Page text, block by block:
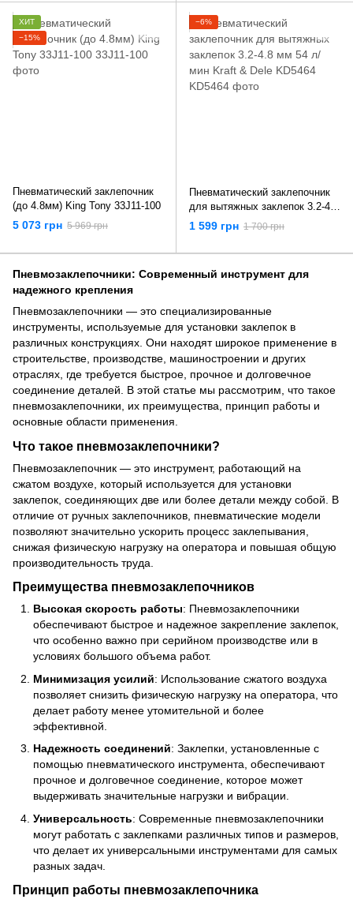
ХИТ
−15%
Пневматический заклепочник
(до 4.8мм) King Tony 33J11-100
5 073 грн 5 969 грн
−6%
Пневматический заклепочник
для вытяжных заклепок 3.2-4.8
мм 54 л/мин Kraft & Dele
1 599 грн 1 700 грн
Пневмозаклепочники: Современный инструмент для
надежного крепления
Пневмозаклепочники — это специализированные
инструменты, используемые для установки заклепок в
различных конструкциях. Они находят широкое применение в
строительстве, производстве, машиностроении и других
отраслях, где требуется быстрое, прочное и долговечное
соединение деталей. В этой статье мы рассмотрим, что такое
пневмозаклепочники, их преимущества, принцип работы и
основные области применения.
Что такое пневмозаклепочники?
Пневмозаклепочник — это инструмент, работающий на
сжатом воздухе, который используется для установки
заклепок, соединяющих две или более детали между собой. В
отличие от ручных заклепочников, пневматические модели
позволяют значительно ускорить процесс заклепывания,
снижая физическую нагрузку на оператора и повышая общую
производительность труда.
Преимущества пневмозаклепочников
Высокая скорость работы: Пневмозаклепочники
обеспечивают быстрое и надежное закрепление заклепок,
что особенно важно при серийном производстве или в
условиях большого объема работ.
Минимизация усилий: Использование сжатого воздуха
позволяет снизить физическую нагрузку на оператора, что
делает работу менее утомительной и более
эффективной.
Надежность соединений: Заклепки, установленные с
помощью пневматического инструмента, обеспечивают
прочное и долговечное соединение, которое может
выдерживать значительные нагрузки и вибрации.
Универсальность: Современные пневмозаклепочники
могут работать с заклепками различных типов и размеров,
что делает их универсальными инструментами для самых
разных задач.
Принцип работы пневмозаклепочника